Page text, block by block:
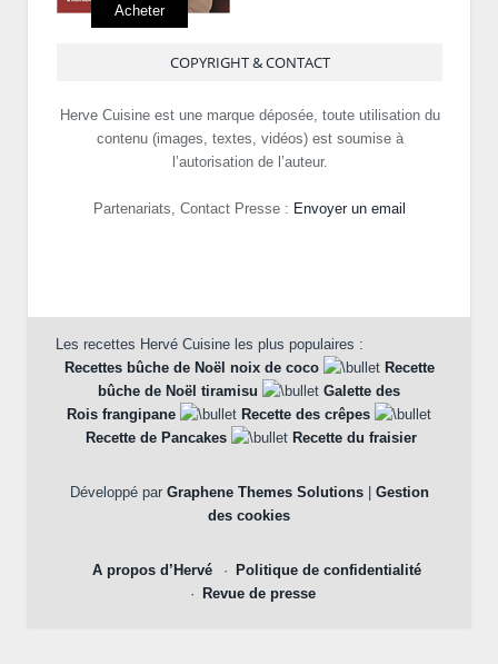
Acheter
COPYRIGHT & CONTACT
Herve Cuisine est une marque déposée, toute utilisation du
contenu (images, textes, vidéos) est soumise à
l’autorisation de l’auteur.
Partenariats, Contact Presse : Envoyer un email
Les recettes Hervé Cuisine les plus populaires :
Recettes bûche de Noël noix de coco
Recette
bûche de Noël tiramisu
Galette des
Rois frangipane
Recette des crêpes
Recette de Pancakes
Recette du fraisier
Développé par Graphene Themes Solutions| Gestion
des cookies
A propos d’Hervé
Politique de confidentialité
Revue de presse